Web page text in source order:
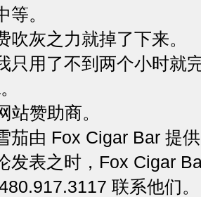
。
吹灰之力就掉了下来。
只用了不到两个小时就
站赞助商。
茄由 Fox Cigar Bar 提
发表之时，Fox Cigar
联系他们。